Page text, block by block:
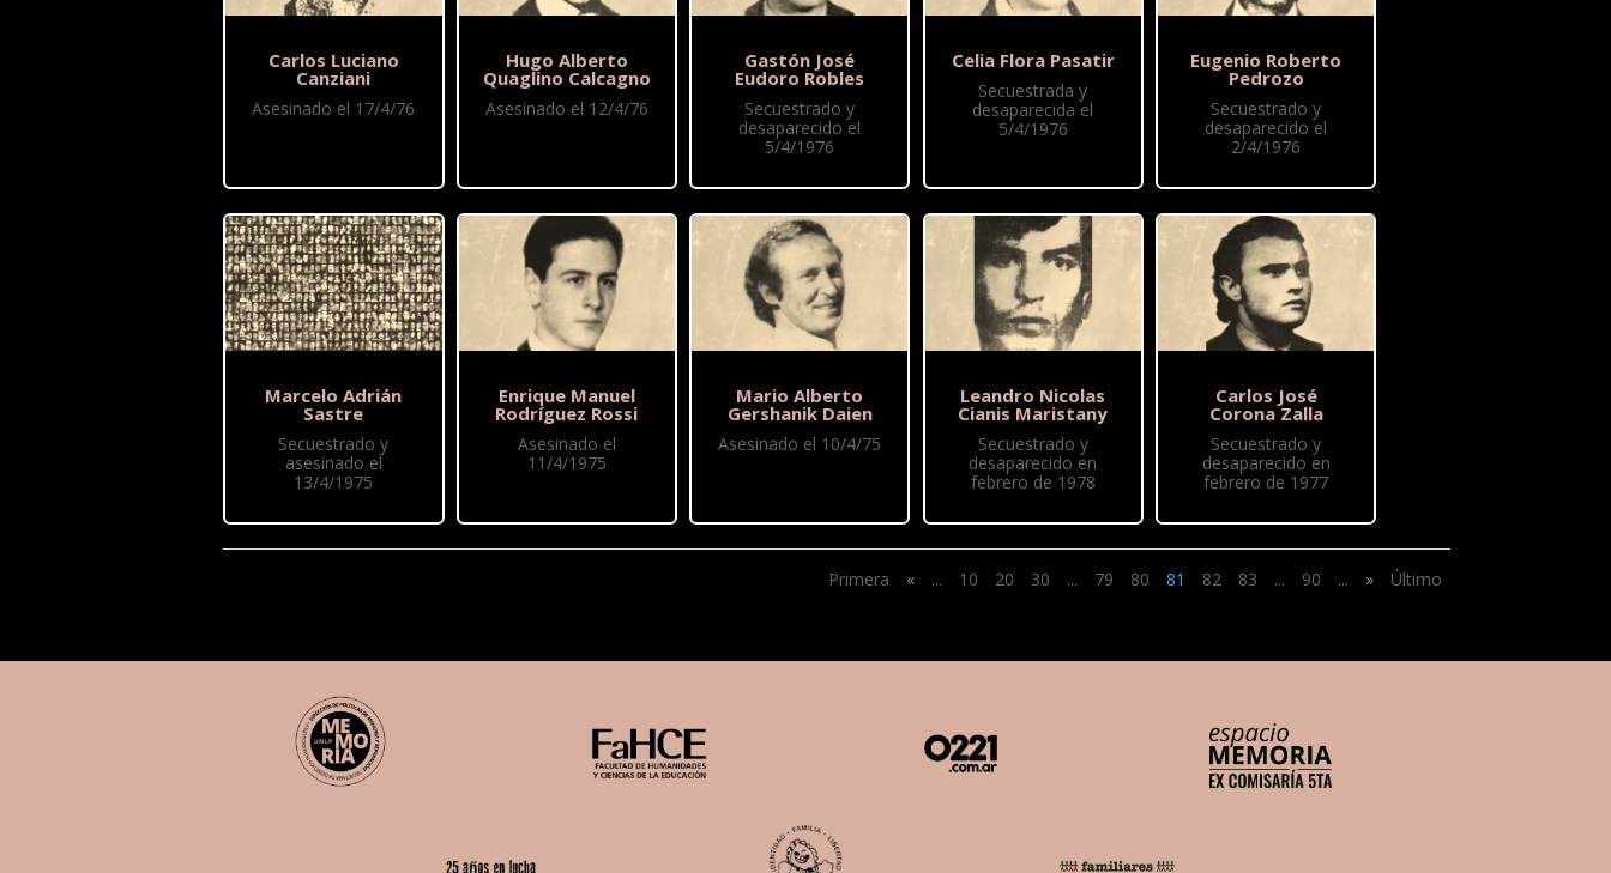
Carlos Luciano
Canziani
Asesinado el 17/4/76
Marcelo Adrián
Sastre
Secuestrado y
asesinado el
13/4/1975
Hugo Alberto
Quaglino Calcagno
Asesinado el 12/4/76
Enrique Manuel
Rodríguez Rossi
Asesinado el
11/4/1975
Gastón José
Eudoro Robles
Secuestrado y
desaparecido el
5/4/1976
Mario Alberto
Gershanik Daien
Asesinado el 10/4/75
Celia Flora Pasatir
Secuestrada y
desaparecida el
5/4/1976
Leandro Nicolas
Cianis Maristany
Secuestrado y
desaparecido en
febrero de 1978
Eugenio Roberto
Pedrozo
Secuestrado y
desaparecido el
2/4/1976
Carlos José
Corona Zalla
Secuestrado y
desaparecido en
febrero de 1977
Primera « ... 10 20 30 ... 79 80 81 82 83 ... 90 ... » Último